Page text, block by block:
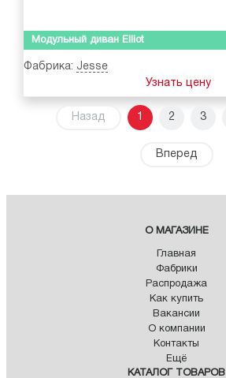
Модульный диван Elliot
Фабрика: Jesse
Узнать цену
Назад 1 2 3
Вперед
О МАГАЗИНЕ
Главная
Фабрики
Распродажа
Как купить
Вакансии
О компании
Контакты
Ещё
КАТАЛОГ ТОВАРОВ